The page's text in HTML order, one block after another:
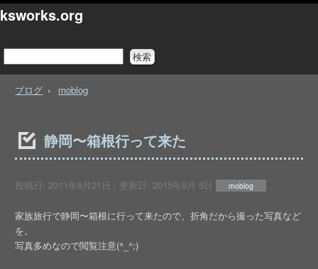
ksworks.org
ブログ moblog
静岡〜箱根行って来た
投稿日: 2011年8月21日 / 更新日: 2015年5月 5日 moblog
家族旅行で静岡〜箱根に行って来たので、折角だから撮った写真など
を。
写真多めなので閲覧注意(^_^;)